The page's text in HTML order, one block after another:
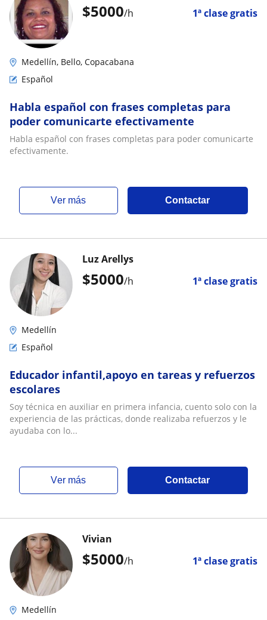
$5000/h 1ª clase gratis
Medellín, Bello, Copacabana
Español
Habla español con frases completas para
poder comunicarte efectivamente
Habla español con frases completas para poder comunicarte
efectivamente.
ver más Contactar
$5000/h 1ª clase gratis
Luz Arellys
Medellín
Español
Educador infantil,apoyo en tareas y refuerzos
escolares
Soy técnica en auxiliar en primera infancia, cuento solo con la
experiencia de las prácticas, donde realizaba refuerzos y le
ayudaba con lo...
ver más Contactar
$5000/h 1ª clase gratis
Vivian
Medellín